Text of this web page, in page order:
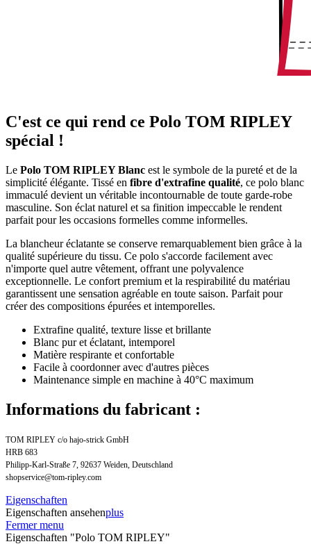
C'est ce qui rend ce Polo TOM RIPLEY
spécial !
Le Polo TOM RIPLEY Blanc est le symbole de la pureté et de la
simplicité élégante. Tissé en fibre d'extrafine qualité, ce polo blanc
immaculé devient un véritable incontournable de toute garde-robe
masculine. Son éclat naturel et sa finition impeccable le rendent
parfait pour les occasions formelles comme informelles.
La blancheur éclatante se conserve remarquablement bien grâce à la
qualité supérieure du tissu. Ce polo s'accorde facilement avec
n'importe quel autre vêtement, offrant une polyvalence
exceptionnelle. Le confort premium et la respirabilité du matériau
garantissent une sensation agréable en toute saison. Parfait pour
créer des compositions épurées et intemporelles.
Extrafine qualité, texture lisse et brillante
Blanc pur et éclatant, intemporel
Matière respirante et confortable
Facile à coordonner avec d'autres pièces
Maintenance simple en machine à 40°C maximum
Informations du fabricant :
TOM RIPLEY c/o hajo-strick GmbH
HRB 683
Philipp-Karl-Straße 7, 92637 Weiden, Deutschland
shopservice@tom-ripley.com
Eigenschaften
Eigenschaften ansehenplus
Fermer menu
Eigenschaften "Polo TOM RIPLEY"